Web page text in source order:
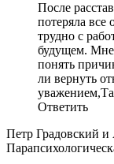
После
потеряла
трудно с
будущем. Мне
понять
ли вернуть
Ответить
Петр Градовский